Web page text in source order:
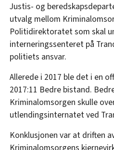
Justis- og
utvalg mellom
Politidirektoratet som skal
interneringssenteret på
politiets ansvar.
Allerede i 2017 ble det i en
2017:11 Bedre bistand.
Kriminalomsorgen skulle
utlendingsinternatet ved
Konklusjonen var at driften